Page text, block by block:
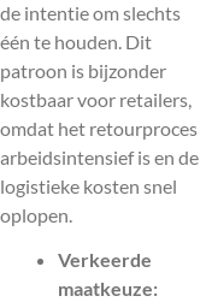
de intentie om slechts
één te houden. Dit
patroon is bijzonder
kostbaar voor retailers,
omdat het retourproces
arbeidsintensief is en de
logistieke kosten snel
oplopen.
Verkeerde
maatkeuze: